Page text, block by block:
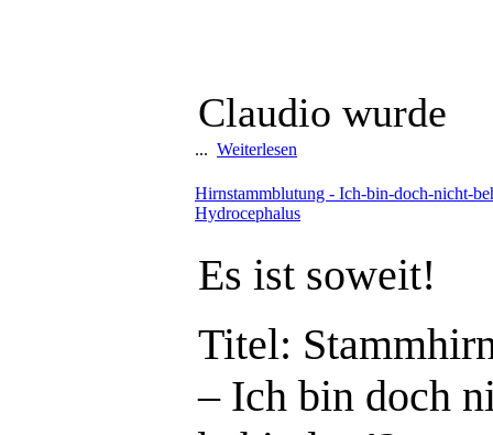
Claudio wurde
... Weiterlesen
Hirnstammblutung - Ich-bin-doch-nicht-
Hydrocephalus
Es ist soweit!
Titel:
– Ich bin doch